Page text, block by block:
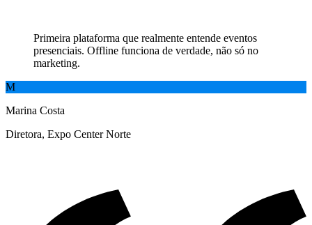
Primeira plataforma que realmente entende eventos
presenciais. Offline funciona de verdade, não só no
marketing.
M
Marina Costa
Diretora, Expo Center Norte